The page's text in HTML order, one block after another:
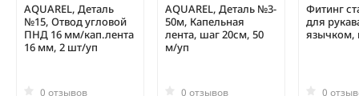
AQUAREL, Деталь
№15, Отвод угловой
ПНД 16 мм/кап.лента
16 мм, 2 шт/уп
0 отзывов
AQUAREL, Деталь №3-
50м, Капельная
лента, шаг 20см, 50
м/уп
0 отзывов
Фитинг
для
язычком,
0